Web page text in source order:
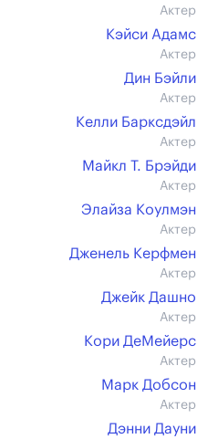
Актер
Кэйси Адамс
Актер
Дин Бэйли
Актер
Келли Барксдэйл
Актер
Майкл Т. Брэйди
Актер
Элайза Коулмэн
Актер
Дженель Керфмен
Актер
Джейк Дашно
Актер
Кори ДеМейерс
Актер
Марк Добсон
Актер
Дэнни Дауни